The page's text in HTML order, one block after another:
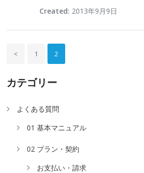
Created: 2013年9月9日
< 1 2
カテゴリー
よくある質問
01 基本マニュアル
02 プラン・契約
お支払い・請求